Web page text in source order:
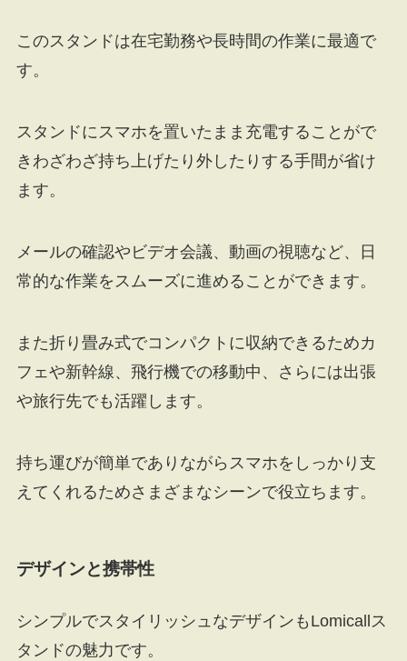
このスタンドは在宅勤務や長時間の作業に最適で
す。
スタンドにスマホを置いたまま充電することがで
きわざわざ持ち上げたり外したりする手間が省け
ます。
メールの確認やビデオ会議、動画の視聴など、日
常的な作業をスムーズに進めることができます。
また折り畳み式でコンパクトに収納できるためカ
フェや新幹線、飛行機での移動中、さらには出張
や旅行先でも活躍します。
持ち運びが簡単でありながらスマホをしっかり支
えてくれるためさまざまなシーンで役立ちます。
デザインと携帯性
シンプルでスタイリッシュなデザインもLomicallス
タンドの魅力です。